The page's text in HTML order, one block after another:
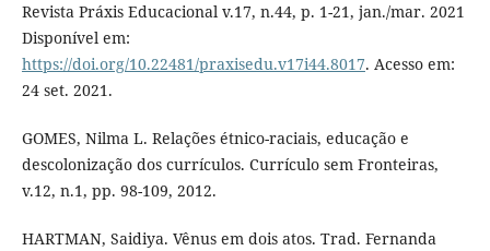
Revista Práxis Educacional v.17, n.44, p. 1-21, jan./mar. 2021
Disponível em:
https://doi.org/10.22481/praxisedu.v17i44.8017. Acesso em:
24 set. 2021.
GOMES, Nilma L. Relações étnico-raciais, educação e
descolonização dos currículos. Currículo sem Fronteiras,
v.12, n.1, pp. 98-109, 2012.
HARTMAN, Saidiya. Vênus em dois atos. Trad. Fernanda